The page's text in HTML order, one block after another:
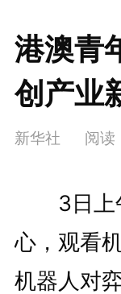
港澳青
创产业
新华社 阅读
3日上午
心，观看
机器人对